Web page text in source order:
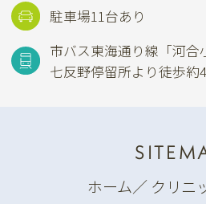
駐車場11台あり
市バス東海通り線 「河
七反野停留所より徒歩約
ホーム／ クリニ